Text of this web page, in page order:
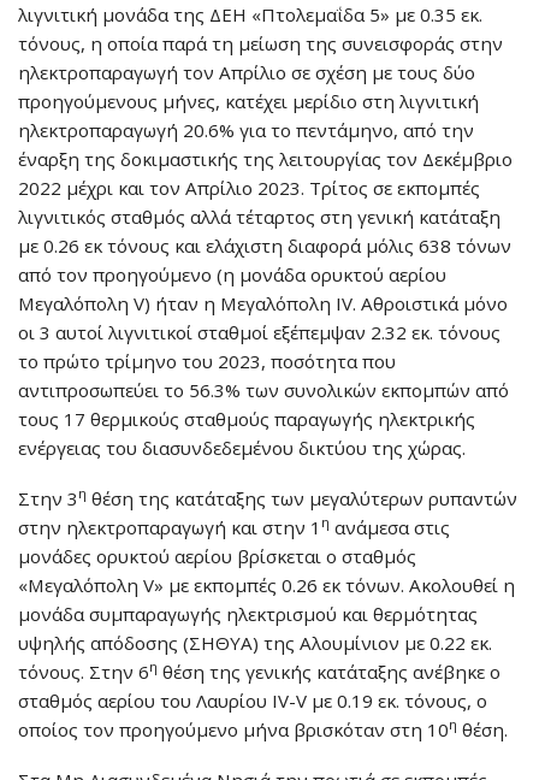
λιγνιτική μονάδα της ΔΕΗ «Πτολεμαΐδα 5» με 0.35 εκ.
τόνους, η οποία παρά τη μείωση της συνεισφοράς στην
ηλεκτροπαραγωγή τον Απρίλιο σε σχέση με τους δύο
προηγούμενους μήνες, κατέχει μερίδιο στη λιγνιτική
ηλεκτροπαραγωγή 20.6% για το πεντάμηνο, από την
έναρξη της δοκιμαστικής της λειτουργίας τον Δεκέμβριο
2022 μέχρι και τον Απρίλιο 2023. Τρίτος σε εκπομπές
λιγνιτικός σταθμός αλλά τέταρτος στη γενική κατάταξη
με 0.26 εκ τόνους και ελάχιστη διαφορά μόλις 638 τόνων
από τον προηγούμενο (η μονάδα ορυκτού αερίου
Μεγαλόπολη V) ήταν η Μεγαλόπολη IV. Aθροιστικά μόνο
οι 3 αυτοί λιγνιτικοί σταθμοί εξέπεμψαν 2.32 εκ. τόνους
το πρώτο τρίμηνο του 2023, ποσότητα που
αντιπροσωπεύει το 56.3% των συνολικών εκπομπών από
τους 17 θερμικούς σταθμούς παραγωγής ηλεκτρικής
ενέργειας του διασυνδεδεμένου δικτύου της χώρας.
Στην 3 η θέση της κατάταξης των μεγαλύτερων ρυπαντών
στην ηλεκτροπαραγωγή και στην 1 η ανάμεσα στις
μονάδες ορυκτού αερίου βρίσκεται ο σταθμός
«Μεγαλόπολη V» με εκπομπές 0.26 εκ τόνων. Ακολουθεί η
μονάδα συμπαραγωγής ηλεκτρισμού και θερμότητας
υψηλής απόδοσης (ΣΗΘΥΑ) της Αλουμίνιον με 0.22 εκ.
τόνους. Στην 6η θέση της γενικής κατάταξης ανέβηκε ο
σταθμός αερίου του Λαυρίου IV-V με 0.19 εκ. τόνους, ο
οποίος τον προηγούμενο μήνα βρισκόταν στη 10η θέση.